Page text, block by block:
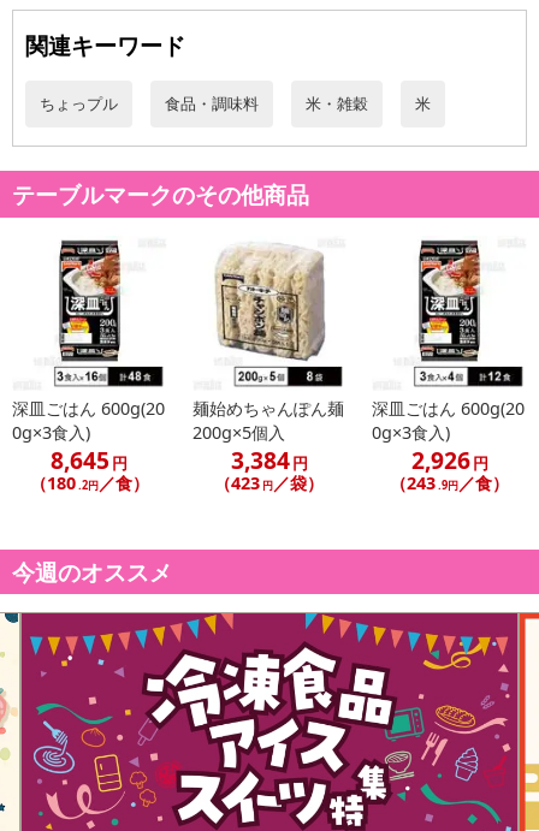
さい）
こちらの情報は
関連キーワード
ちょっプル 食品・調味料 米・雑穀 米
テーブルマークのその他商品
深皿ごはん 600g(20
0g×3食入)
8,645 円
（180 .2円／食）
麺始めちゃんぽん麺
200g×5個入
3,384円
（423 円 ／袋）
深皿ごはん 600g(20
0g×3食入)
2,926円
（243 .9円 ／食）
今週のオススメ